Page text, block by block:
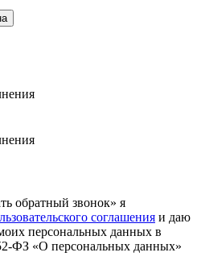
обратный звонок» я
соглашения и даю
персональных данных в
ФЗ «О персональных данных»